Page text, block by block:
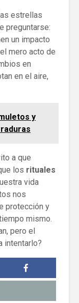
estrellas
preguntarse:
un impacto
mero acto de
en
en el aire,
y
a que
los rituales
vida
nos
protección y
mismo.
pero el
intentarlo?